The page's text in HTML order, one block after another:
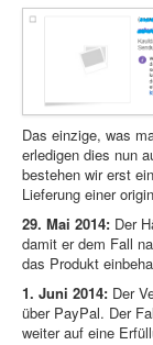
Das einzige, was
erledigen dies nun
bestehen wir erst
Lieferung einer
29. Mai 2014: Der
damit er dem Fall
das Produkt
1. Juni 2014: Der
über PayPal. Der
weiter auf eine